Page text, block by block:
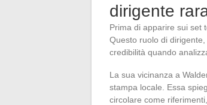
dirigente
Prima di apparire sui set
Questo ruolo di
credibilità quando
La sua vicinanza a
stampa locale. Essa
circolare come